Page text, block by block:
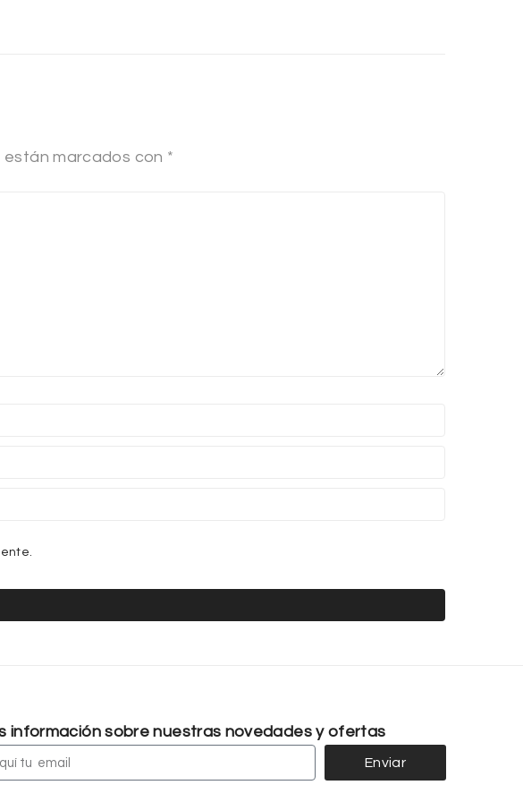
marcados con *
información sobre nuestras novedades y ofertas
Enviar